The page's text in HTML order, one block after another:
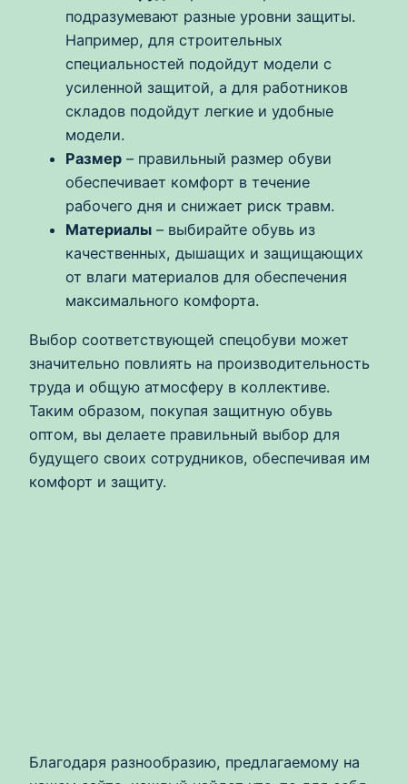
подразумевают разные уровни защиты.
Например, для строительных
специальностей подойдут модели с
усиленной защитой, а для работников
складов подойдут легкие и удобные
модели.
Размер – правильный размер обуви
обеспечивает комфорт в течение
рабочего дня и снижает риск травм.
Материалы – выбирайте обувь из
качественных, дышащих и защищающих
от влаги материалов для обеспечения
максимального комфорта.
Выбор соответствующей спецобуви может
значительно повлиять на производительность
труда и общую атмосферу в коллективе.
Таким образом, покупая защитную обувь
оптом, вы делаете правильный выбор для
будущего своих сотрудников, обеспечивая им
комфорт и защиту.
Благодаря разнообразию, предлагаемому на